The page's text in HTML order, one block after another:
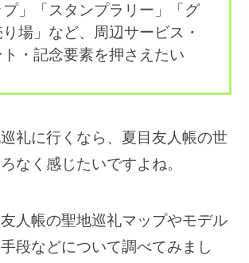
プ」「スタンプラリー」「グ
り場」など、周辺サービス・
ト・記念要素を押さえたい
礼に行くなら、夏目友人帳の世
なく感じたいですよね。
人帳の聖地巡礼マップやモデル
段などについて調べてみまし